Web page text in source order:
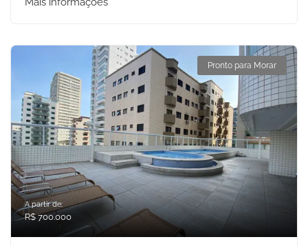
Pronto para Morar
A partir de:
R$ 700.000